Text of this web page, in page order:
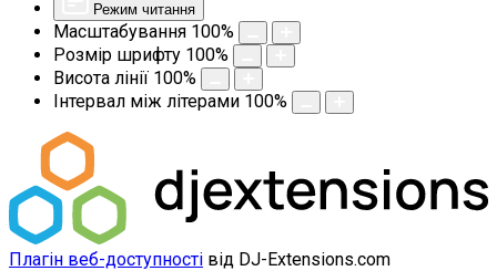
Режим читання
Масштабування 100%
Розмір шрифту 100%
Висота лінії 100%
Інтервал між літерами 100%
Плагін веб-доступності від DJ-Extensions.com